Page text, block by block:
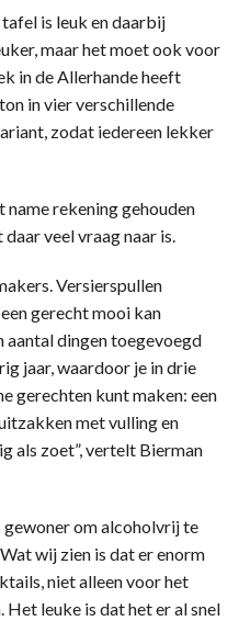
tafel is leuk en daarbij
maar het moet ook voor
in de Allerhande heeft
in vier verschillende
zodat iedereen lekker
name rekening gehouden
veel vraag naar is.
Versierspullen
gerecht mooi kan
aantal dingen toegevoegd
jaar, waardoor je in drie
gerechten kunt maken: een
met vulling en
als zoet”, vertelt Bierman
om alcoholvrij te
wij zien is dat er enorm
niet alleen voor het
leuke is dat het er al snel